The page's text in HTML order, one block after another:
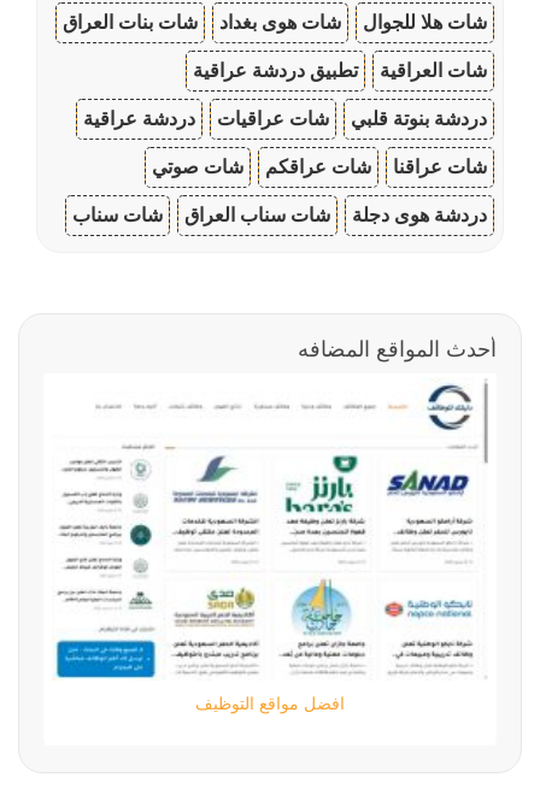
شات هلا للجوال شات هوى بغداد شات بنات العراق
شات العراقية تطبيق دردشة عراقية
دردشة بنوتة قلبي شات عراقيات دردشة عراقية
شات عراقنا شات عراقكم شات صوتي
دردشة هوى دجلة شات سناب العراق شات سناب
أحدث المواقع المضافه
افضل مواقع التوظيف